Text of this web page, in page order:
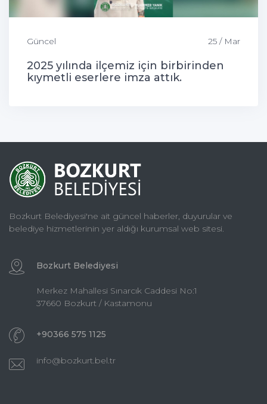
Güncel 25 / Mar
2025 yılında ilçemiz için birbirinden
kıymetli eserlere imza attık.
Bozkurt Belediyesi'ne ait güncel haberler, duyurular ve
belediye hizmetlerinin yer aldığı kurumsal web sitesi.
Bozkurt Belediyesi
Merkez Mahallesi Sınarcık Caddesi No:1
37660 Bozkurt / Kastamonu
+90366 575 1125
info@bozkurt.bel.tr